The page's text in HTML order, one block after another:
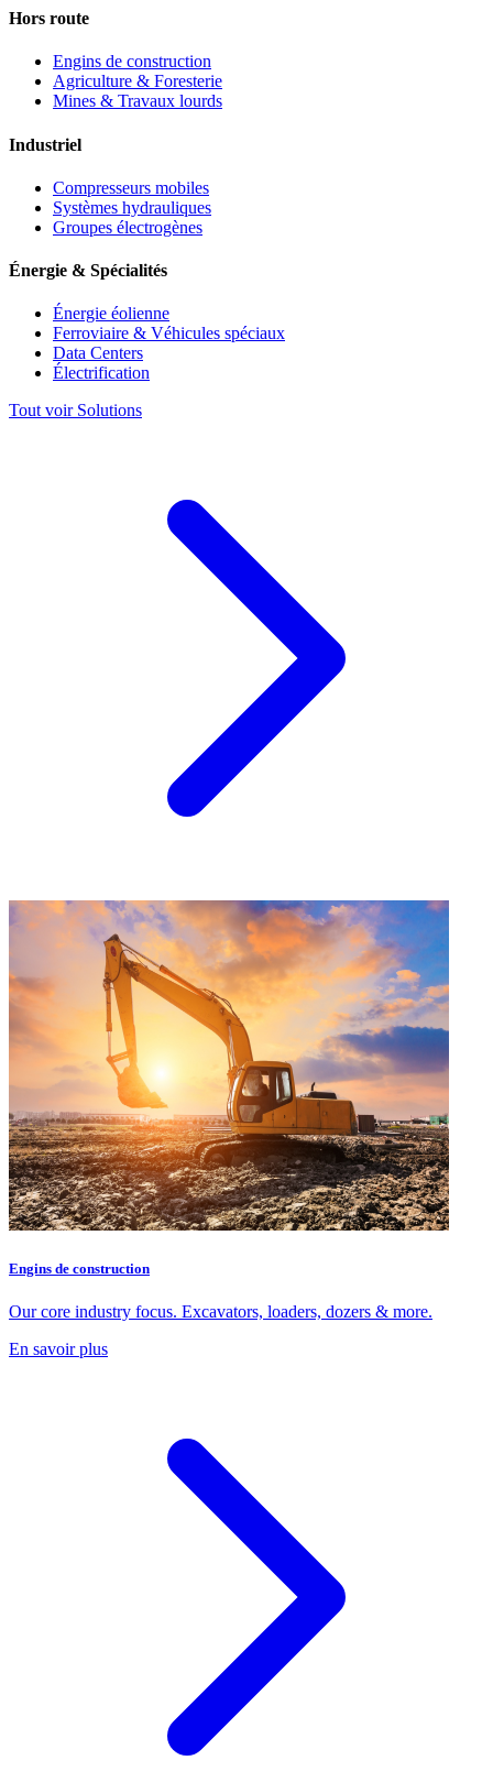
Hors route
Engins de construction
Agriculture & Foresterie
Mines & Travaux lourds
Industriel
Compresseurs mobiles
Systèmes hydrauliques
Groupes électrogènes
Énergie & Spécialités
Énergie éolienne
Ferroviaire & Véhicules spéciaux
Data Centers
Électrification
Tout voir Solutions
Engins de construction
Our core industry focus. Excavators, loaders, dozers & more.
En savoir plus